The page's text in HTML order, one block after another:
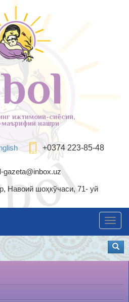
ижтимоий-сиёсий,
нашри
+0374 223-85-48
gazeta@inbox.uz
Навоий шоҳкўчаси, 71- уй